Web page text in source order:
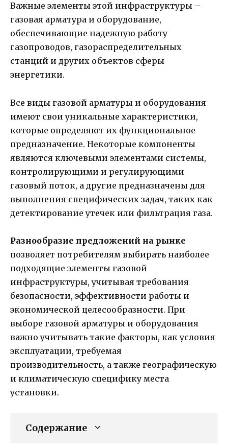
Важные элементы этой инфраструктуры –
газовая арматура и оборудование,
обеспечивающие надежную работу
газопроводов, газораспределительных
станций и других объектов сферы
энергетики.
Все виды газовой арматуры и оборудования
имеют свои уникальные характеристики,
которые определяют их функциональное
предназначение. Некоторые компоненты
являются ключевыми элементами системы,
контролирующими и регулирующими
газовый поток, а другие предназначены для
выполнения специфических задач, таких как
детектирование утечек или фильтрация газа.
Разнообразие предложений на рынке
позволяет потребителям выбирать наиболее
подходящие элементы газовой
инфраструктуры, учитывая требования
безопасности, эффективности работы и
экономической целесообразности. При
выборе газовой арматуры и оборудования
важно учитывать такие факторы, как условия
эксплуатации, требуемая
производительность, а также географическую
и климатическую специфику места
установки.
Содержание